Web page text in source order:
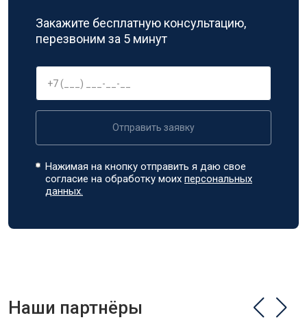
Закажите бесплатную консультацию,
перезвоним за 5 минут
Отправить заявку
Нажимая на кнопку отправить я даю свое
согласие на обработку моихперсональных
данных.
Наши партнёры